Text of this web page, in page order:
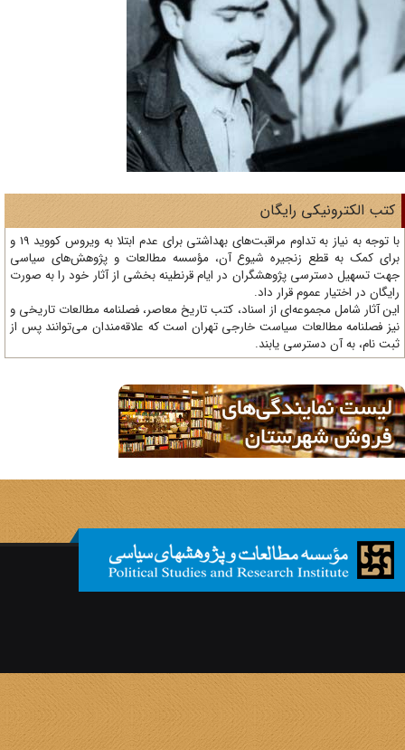
الکترونیکی رایگان
با توجه به نیاز به تداوم مراقبت‌های بهداشتی برای عدم ابتلا به ویروس کووید 19 و
کمک به قطع زنجیره شیوع آن، مؤسسه مطالعات و پژوهش‌های سیاسی
تسهیل دسترسی پژوهشگران در ایام قرنطینه بخشی از آثار خود را به صورت
در اختیار عموم قرار داد.
آثار شامل مجموعه‌ای از اسناد، کتب تاریخ معاصر، فصلنامه‌ مطالعات تاریخی و
فصلنامه مطالعات سیاست خارجی تهران است که علاقه‌مندان می‌توانند پس از
نام، به آن دسترسی یابند.